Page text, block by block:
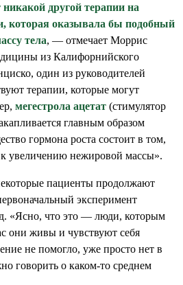
другой терапии на
которая оказывала бы подобный
тела, — отмечает Моррис
из Калифорнийского
один из руководителей
терапии, которые могут
мегестрола ацетат (стимулятор
главным образом
гормона роста состоит в том,
увеличению нежировой массы».
пациенты продолжают
эксперимент
«Ясно, что это — люди, которым
они живы и чувствуют себя
не помогло, уже просто нет в
говорить о каком-то среднем